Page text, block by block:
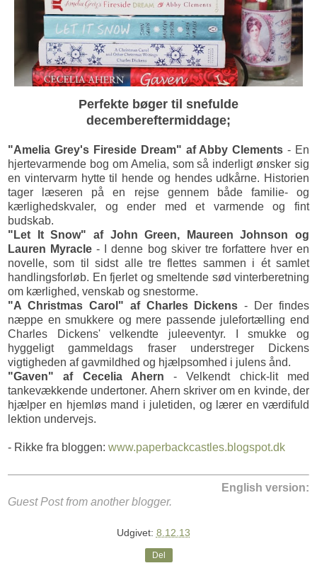
Perfekte bøger til snefulde
decembereftermiddage;
"Amelia Grey's Fireside Dream" af Abby Clements- En
hjertevarmende bog om Amelia, som så inderligt ønsker sig
en vintervarm hytte til hende og hendes udkårne. Historien
tager læseren på en rejse gennem både familie- og
kærlighedskvaler, og ender med et varmende og fint
budskab.
"Let It Snow" af John Green, Maureen Johnson og
Lauren Myracle - I denne bog skiver tre forfattere hver en
novelle, som til sidst alle tre flettes sammen i ét samlet
handlingsforløb. En fjerlet og smeltende sød vinterberetning
om kærlighed, venskab og snestorme.
"A Christmas Carol" af Charles Dickens - Der findes
næppe en smukkere og mere passende julefortælling end
Charles Dickens' velkendte juleeventyr. I smukke og
hyggeligt gammeldags fraser understreger Dickens
vigtigheden af gavmildhed og hjælpsomhed i julens ånd.
"Gaven" af Cecelia Ahern - Velkendt chick-lit med
tankevækkende undertoner. Ahern skriver om en kvinde, der
hjælper en hjemløs mand i juletiden, og lærer en værdifuld
lektion undervejs.
- Rikke fra bloggen: www.paperbackcastles.blogspot.dk
English version:
Guest Post from another blogger.
Udgivet: 8.12.13
Del